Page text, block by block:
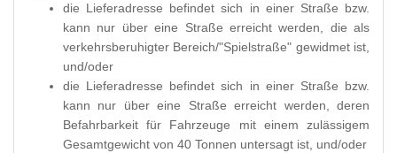
die Lieferadresse befindet sich in einer Straße bzw.
kann nur über eine Straße erreicht werden, die als
verkehrsberuhigter Bereich/"Spielstraße" gewidmet ist,
und/oder
die Lieferadresse befindet sich in einer Straße bzw.
kann nur über eine Straße erreicht werden, deren
Befahrbarkeit für Fahrzeuge mit einem zulässigem
Gesamtgewicht von 40 Tonnen untersagt ist, und/oder